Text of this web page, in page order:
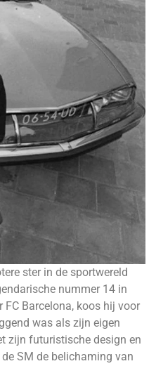
ster in de sportwereld
nummer 14 in
Barcelona, koos hij voor
was als zijn eigen
zijn futuristische design en
SM de belichaming van